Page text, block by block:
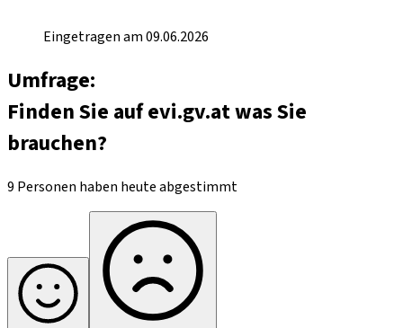
Eingetragen am 09.06.2026
Umfrage:
Finden Sie auf evi.gv.at was Sie
brauchen?
9 Personen haben heute abgestimmt